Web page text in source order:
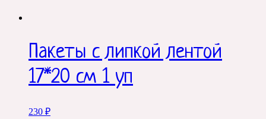
Пакеты с липкой лентой
17*20 см 1 уп
230 ₽